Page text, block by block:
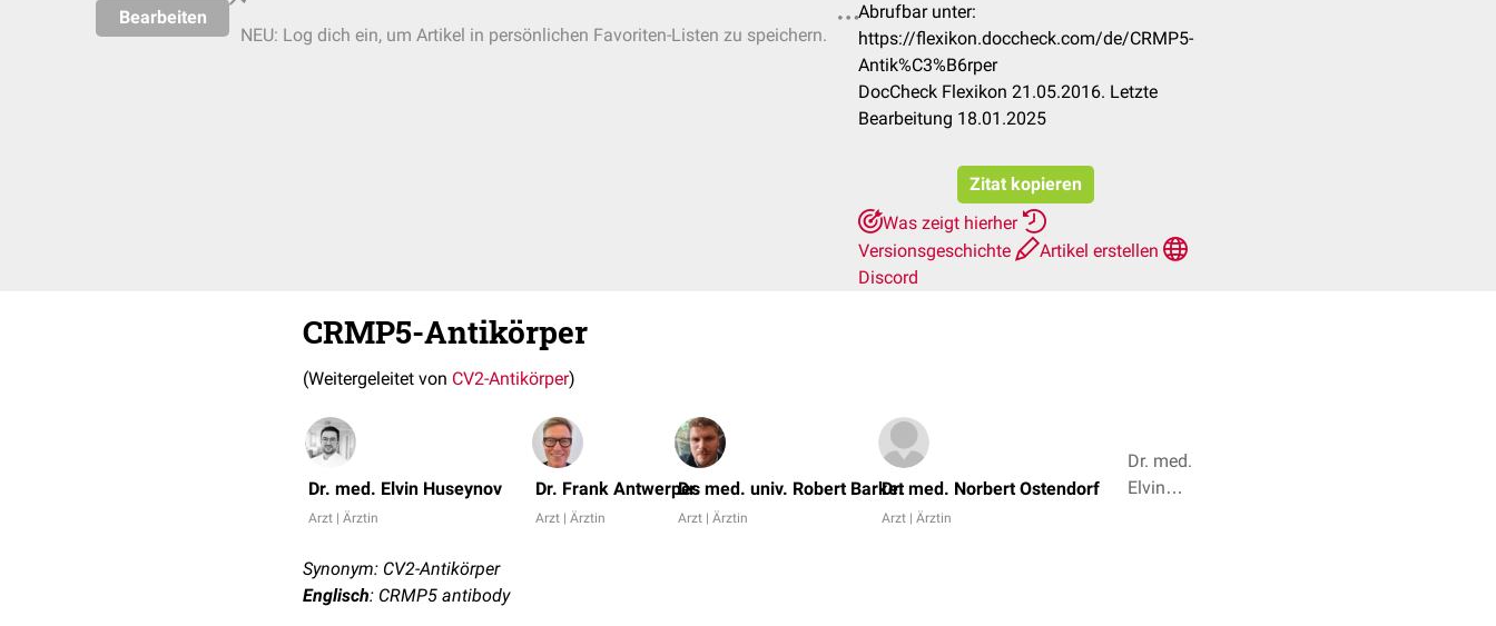
Bearbeiten
NEU: Log dich ein, um Artikel in persönlichen Favoriten-Listen zu speichern.
Abrufbar unter:
https://flexikon.doccheck.com/de/CRMP5-
Antik%C3%B6rper
DocCheck Flexikon 21.05.2016. Letzte
Bearbeitung 18.01.2025
Zitat kopieren
Was zeigt hierher
Versionsgeschichte
Artikel erstellen
Discord
CRMP5-Antikörper
(Weitergeleitet von CV2-Antikörper)
Dr. med. Elvin Huseynov
Arzt | Ärztin
Dr. Frank Antwerpes
Arzt | Ärztin
Dr. med. univ. Robert Barket
Arzt | Ärztin
Dr. med. Norbert Ostendorf
Arzt | Ärztin
Dr. med.
Elvin
Synonym: CV2-Antikörper
Englisch: CRMP5 antibody